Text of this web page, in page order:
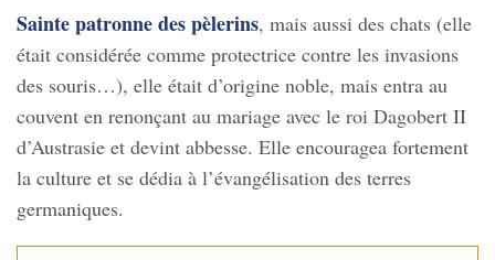
Sainte patronne des pèlerins, mais aussi des chats (elle
était considérée comme protectrice contre les invasions
des souris…), elle était d’origine noble, mais entra au
couvent en renonçant au mariage avec le roi Dagobert II
d’Austrasie et devint abbesse. Elle encouragea fortement
la culture et se dédia à l’évangélisation des terres
germaniques.